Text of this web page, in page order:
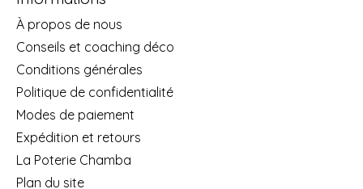
À propos de nous
Conseils et coaching déco
Conditions générales
Politique de confidentialité
Modes de paiement
Expédition et retours
La Poterie Chamba
Plan du site